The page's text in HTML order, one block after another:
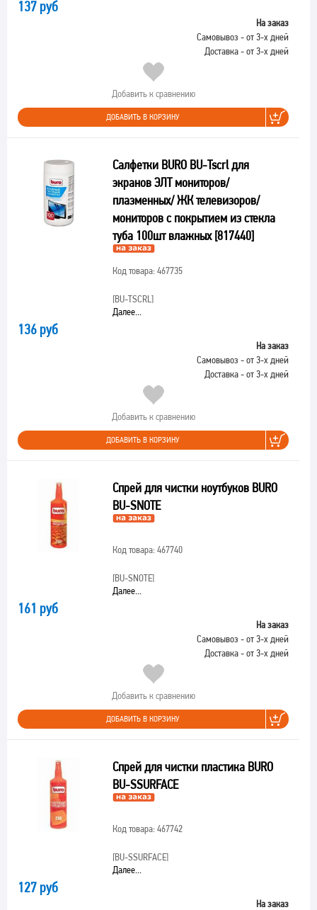
137 руб
На заказ
Самовывоз - от 3-х дней
Доставка - от 3-х дней
Добавить к сравнению
ДОБАВИТЬ В КОРЗИНУ
Салфетки BURO BU-Tscrl для
экранов ЭЛТ мониторов/
плазменных/ ЖК телевизоров/
мониторов с покрытием из стекла
туба 100шт влажных [817440]
Код товара: 467735
[BU-TSCRL]
Далее...
136 руб
На заказ
Самовывоз - от 3-х дней
Доставка - от 3-х дней
Добавить к сравнению
ДОБАВИТЬ В КОРЗИНУ
Спрей для чистки ноутбуков BURO
BU-SNOTE
Код товара: 467740
[BU-SNOTE]
Далее...
161 руб
На заказ
Самовывоз - от 3-х дней
Доставка - от 3-х дней
Добавить к сравнению
ДОБАВИТЬ В КОРЗИНУ
Спрей для чистки пластика BURO
BU-SSURFACE
Код товара: 467742
[BU-SSURFACE]
Далее...
127 руб
На заказ